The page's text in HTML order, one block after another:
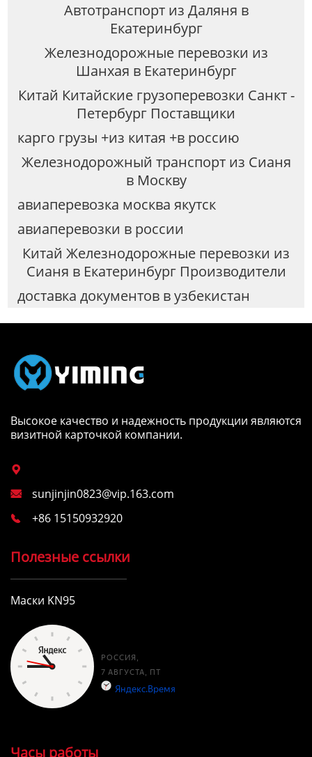
Автотранспорт из Даляня в
Екатеринбург
Железнодорожные перевозки из
Шанхая в Екатеринбург
Китай Китайские грузоперевозки Санкт -
Петербург Поставщики
карго грузы +из китая +в россию
Железнодорожный транспорт из Сианя
в Москву
авиаперевозка москва якутск
авиаперевозки в россии
Китай Железнодорожные перевозки из
Сианя в Екатеринбург Производители
доставка документов в узбекистан
Высокое качество и надежность продукции являются
визитной карточкой компании.

 sunjinjin0823@vip.163.com
 +86 15150932920
Полезные ссылки
Маски KN95
Часы работы